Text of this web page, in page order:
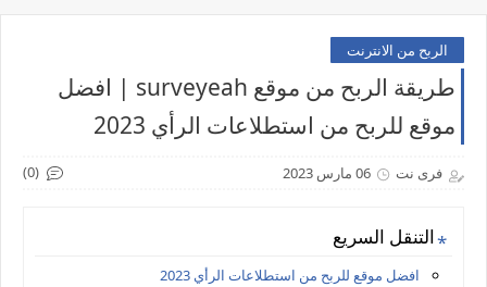
الربح من الانترنت
طريقة الربح من موقع surveyeah | افضل
موقع للربح من استطلاعات الرأي 2023
فرى نت 06 مارس 2023 (0)
التنقل السريع
افضل موقع للربح من استطلاعات الرأي 2023